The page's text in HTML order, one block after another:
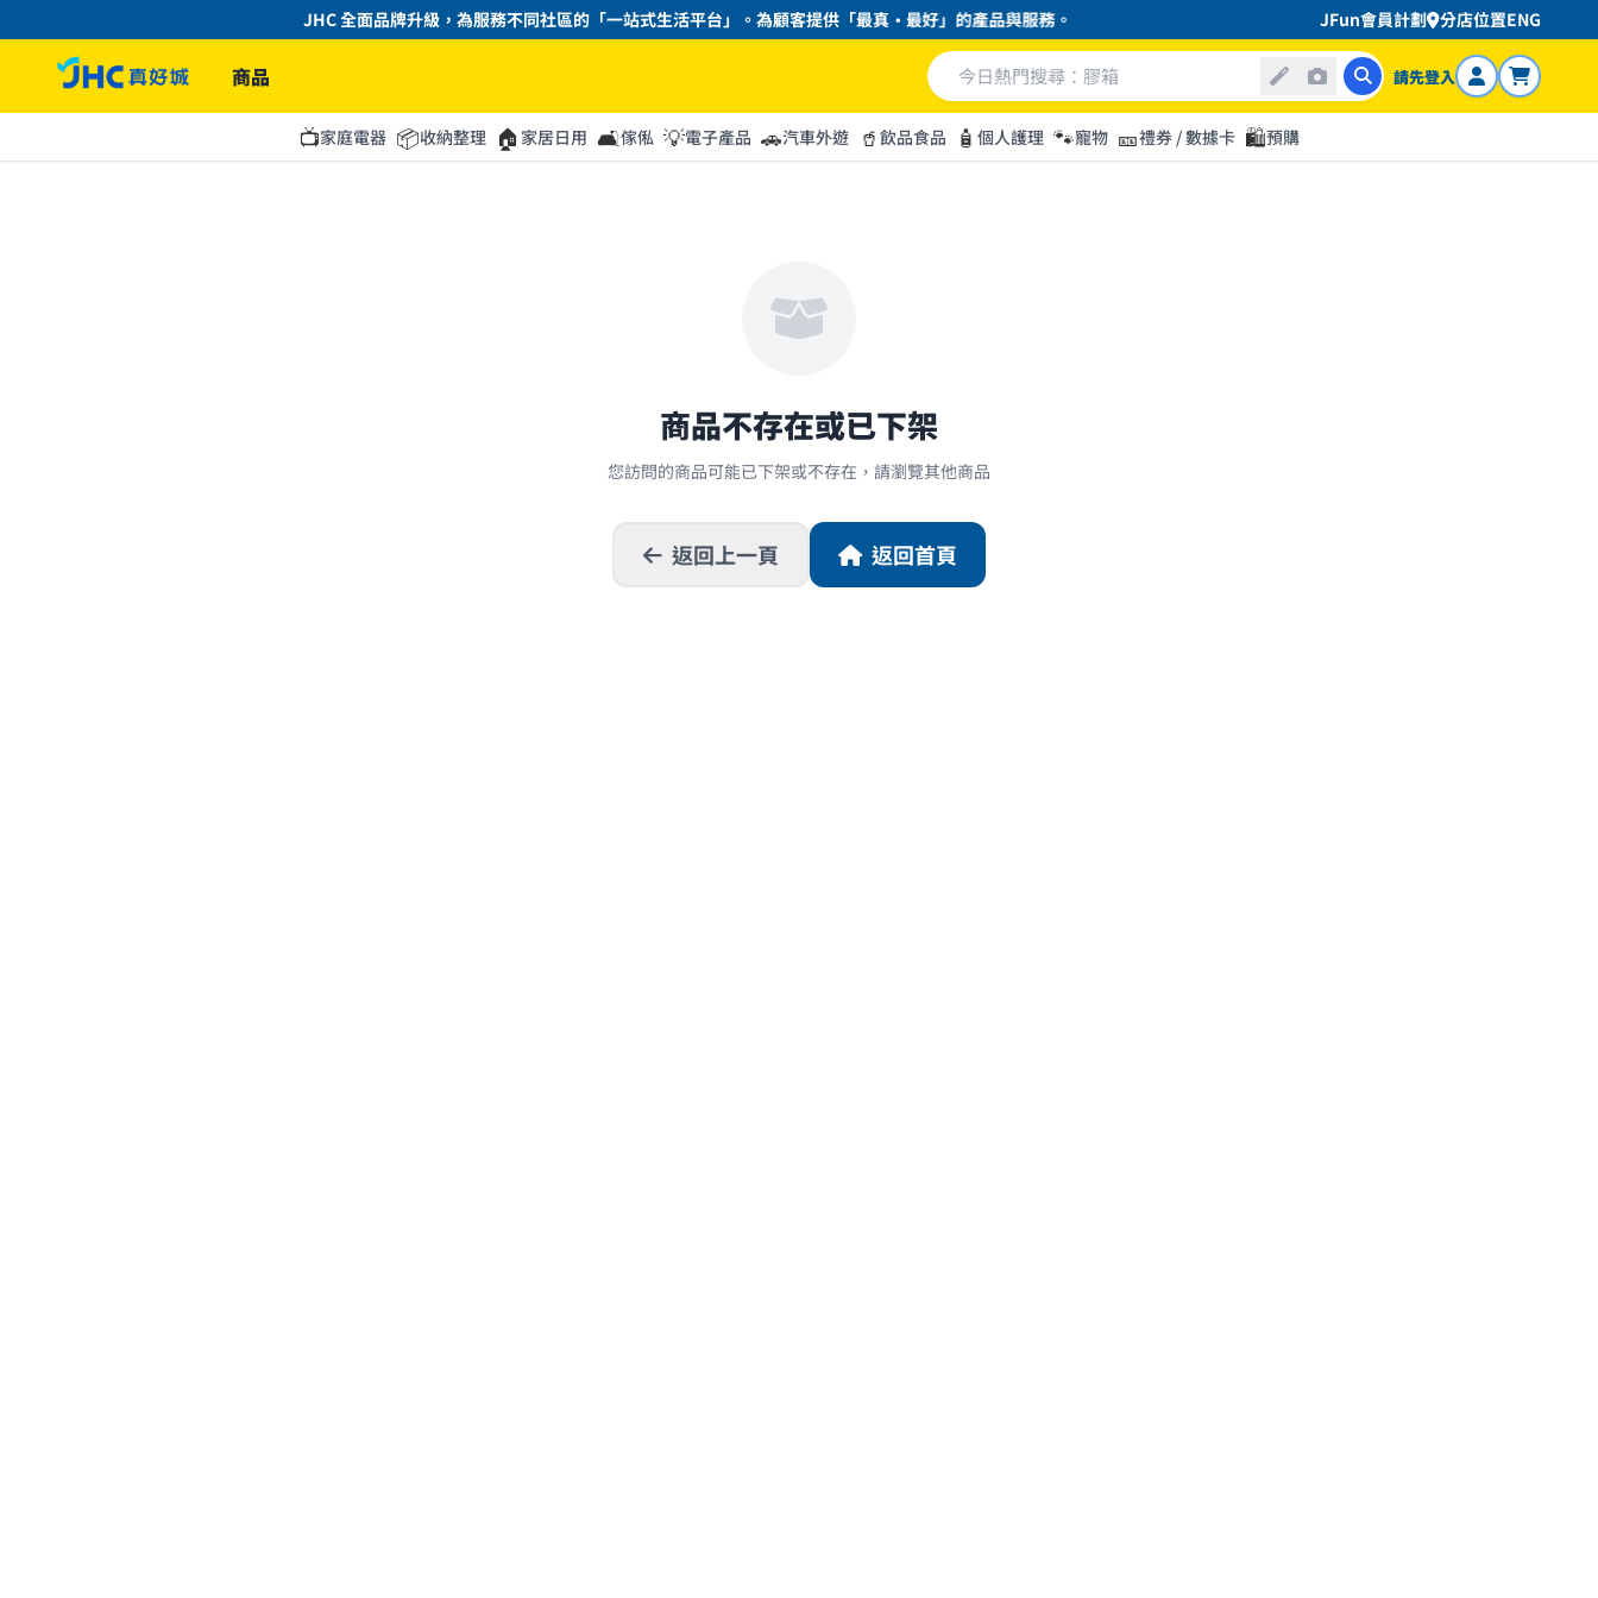
JHC 全面品牌升級，為服務不同社區的「一站式生活平台」。為顧客提供「最真・最好」的產品與服務。 JFun會員計劃 分店位置ENG
商品 請先登入
📺家庭電器 📦收納整理 🏠 家居日用 🛋️傢俬 💡電子產品 🚗汽車外遊 🥤 飲品食品 🧴 個人護理 🐾寵物 🎫禮券 / 數據卡 🛍️預購
商品不存在或已下架
您訪問的商品可能已下架或不存在，請瀏覽其他商品
返回上一頁 返回首頁